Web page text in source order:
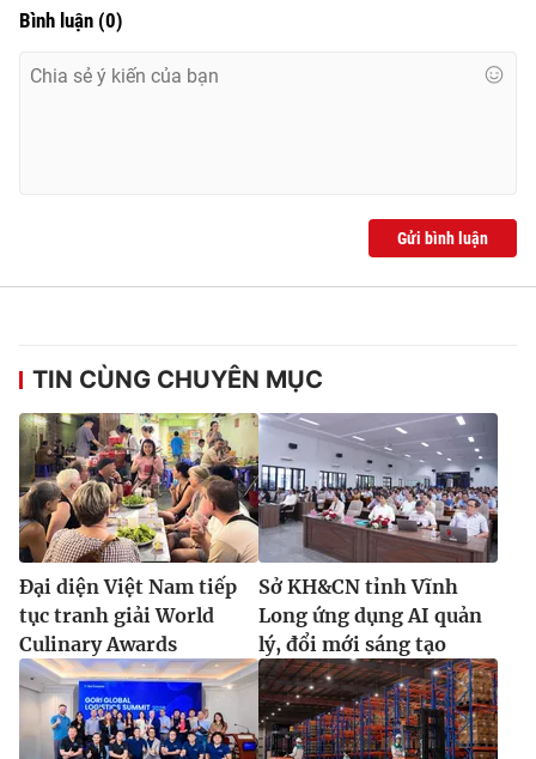
Bình luận (0)
Gửi bình luận
TIN CÙNG CHUYÊN MỤC
Đại diện Việt Nam tiếp
tục tranh giải World
Culinary Awards
Sở KH&CN tỉnh Vĩnh
Long ứng dụng AI quản
lý, đổi mới sáng tạo